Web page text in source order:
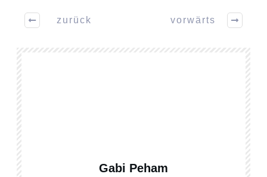
zurück vorwärts
Gabi Peham